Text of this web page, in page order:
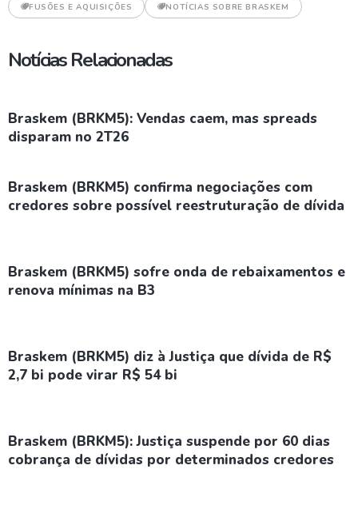
FUSÕES E AQUISIÇÕES NOTÍCIAS SOBRE BRASKEM
Notícias Relacionadas
Braskem (BRKM5): Vendas caem, mas spreads
disparam no 2T26
Braskem (BRKM5) confirma negociações com
credores sobre possível reestruturação de dívida
Braskem (BRKM5) sofre onda de rebaixamentos e
renova mínimas na B3
Braskem (BRKM5) diz à Justiça que dívida de R$
2,7 bi pode virar R$ 54 bi
Braskem (BRKM5): Justiça suspende por 60 dias
cobrança de dívidas por determinados credores